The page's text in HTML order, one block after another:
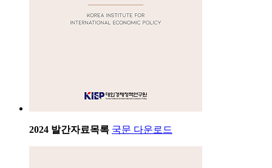
2024 발간자료목록 국문 다운로드